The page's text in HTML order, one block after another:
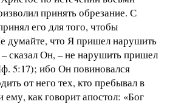
принять обрезание. С
его для того, чтобы
думайте, что Я пришел нарушить
сказал Он, – не нарушить пришел
5:17); ибо Он повиновался
от него тех, кто пребывал в
как говорит апостол: «Бог